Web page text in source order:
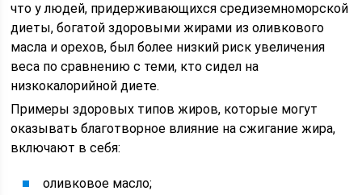
что у людей, придерживающихся средиземноморской
диеты, богатой здоровыми жирами из оливкового
масла и орехов, был более низкий риск увеличения
веса по сравнению с теми, кто сидел на
низкокалорийной диете.
Примеры здоровых типов жиров, которые могут
оказывать благотворное влияние на сжигание жира,
включают в себя:
оливковое масло;